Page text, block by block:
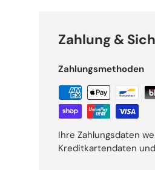
Zahlung &
Zahlungsmethoden
Ihre Zahlungsdaten
Kreditkartendaten